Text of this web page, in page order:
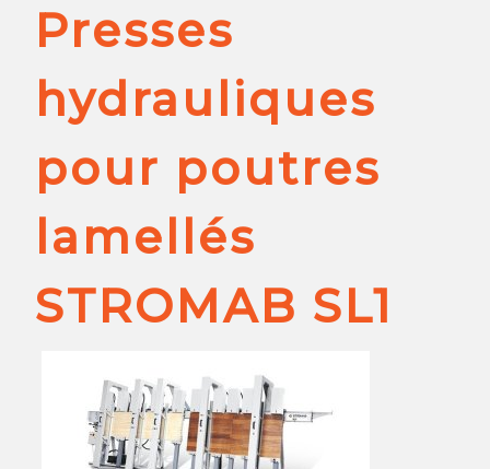
Presses
hydrauliques
pour poutres
lamellés
STROMAB SL1